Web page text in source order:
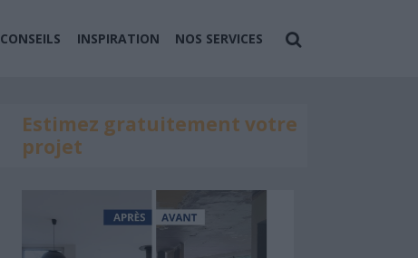
CONSEILS INSPIRATION NOS SERVICES
Estimez gratuitement votre
projet